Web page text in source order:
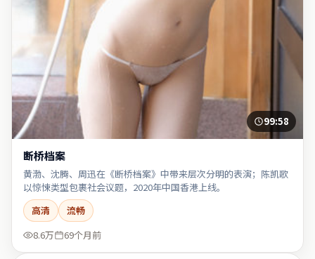
99:58
断桥档案
黄渤、沈腾、周迅在《断桥档案》中带来层次分明的表演；陈凯歌
以惊悚类型包裹社会议题，2020年中国香港上线。
高清
流畅
8.6万
69个月前